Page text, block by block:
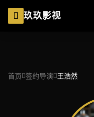
跳过导航
玖玖影视
首页 签约导演 王浩然